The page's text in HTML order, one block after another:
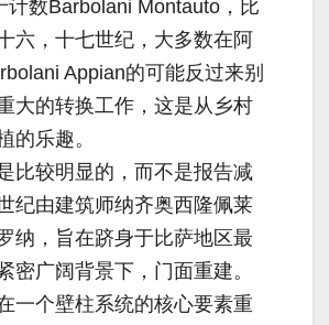
计数Barbolani Montauto，比
六，十七世纪，大多数在阿
Appian的可能反过来别
大的转换工作，这是从乡村
的乐趣。
比较明显的，而不是报告减
纪由建筑师纳齐奥西隆佩莱
纳，旨在跻身于比萨地区最
密广阔背景下，门面重建。
一个壁柱系统的核心要素重